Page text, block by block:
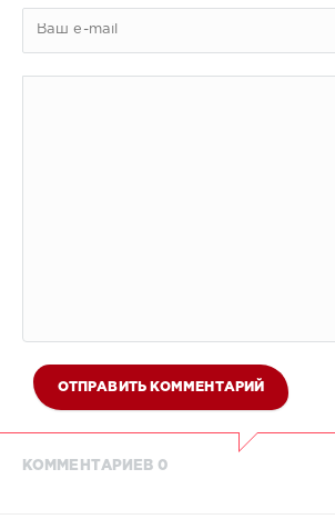
ОТПРАВИТЬ КОММЕНТАРИЙ
КОММЕНТАРИЕВ 0